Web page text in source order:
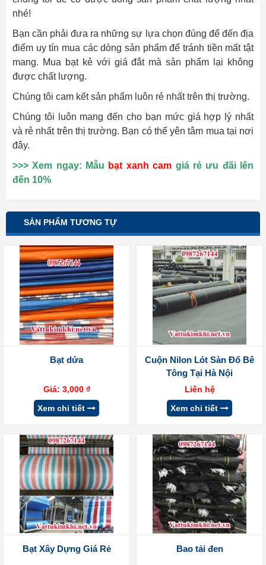
nhé!
Bạn cần phải đưa ra những sự lựa chọn đúng để đến địa
điểm uy tín mua các dòng sản phẩm để tránh tiền mất tật
mang. Mua bạt kẻ với giá đắt mà sản phẩm lại không
được chất lượng.
Chúng tôi cam kết sản phẩm luôn rẻ nhất trên thị trường.
Chúng tôi luôn mang đến cho bạn mức giá hợp lý nhất
và rẻ nhất trên thị trường. Bạn có thể yên tâm mua tại nơi
đây.
>>> Xem ngay: Mẫu bạt xanh cam giá rẻ ưu đãi lên
đến 10%
SẢN PHẨM TƯƠNG TỰ
Bạt dứa
Giá: 3,000 ₫
Xem chi tiết
Cuộn Nilon Lót Sàn Đổ Bê
Tông Tại Hà Nội
Liên hệ
Xem chi tiết
Bạt Xây Dựng Giá Rẻ Bao tải đen